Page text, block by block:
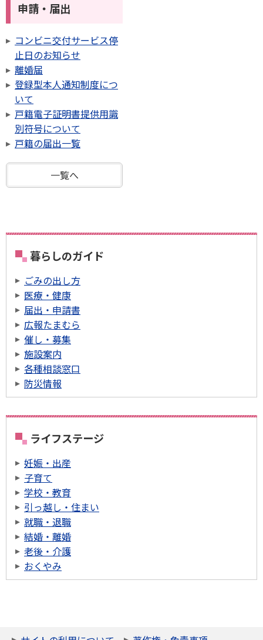
申請・届出
コンビニ交付サービス停
止日のお知らせ
離婚届
登録型本人通知制度につ
いて
戸籍電子証明書提供用識
別符号について
戸籍の届出一覧
一覧へ
暮らしのガイド
ごみの出し方
医療・健康
届出・申請書
広報たまむら
催し・募集
施設案内
各種相談窓口
防災情報
ライフステージ
妊娠・出産
子育て
学校・教育
引っ越し・住まい
就職・退職
結婚・離婚
老後・介護
おくやみ